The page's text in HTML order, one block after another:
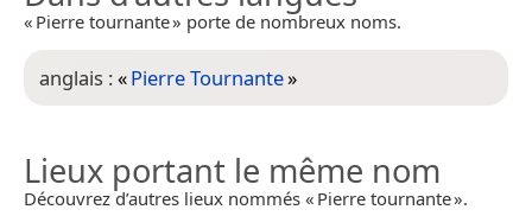
« Pierre tournante » porte de nombreux noms.
anglais :«Pierre Tournante»
Lieux portant le même nom
Découvrez d’autres lieux nommés « Pierre tournante ».